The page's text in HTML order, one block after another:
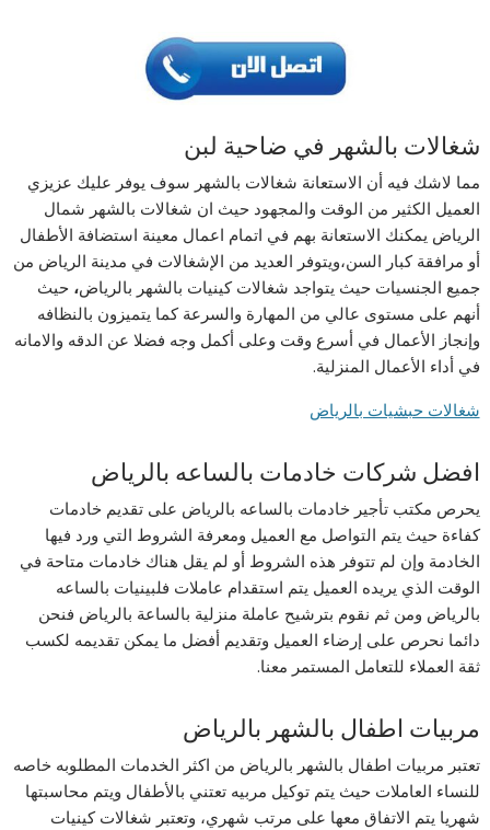
شغالات بالشهر في ضاحية لبن
مما لاشك فيه أن الاستعانة شغالات بالشهر سوف يوفر عليك عزيزي
العميل الكثير من الوقت والمجهود حيث ان شغالات بالشهر شمال
الرياض يمكنك الاستعانة بهم في اتمام اعمال معينة استضافة الأطفال
أو مرافقة كبار السن،ويتوفر العديد من الإشغالات في مدينة الرياض من
جميع الجنسيات حيث يتواجد شغالات كينيات بالشهر بالرياض، حيث
أنهم على مستوى عالي من المهارة والسرعة كما يتميزون بالنظافه
وإنجاز الأعمال في أسرع وقت وعلى أكمل وجه فضلا عن الدقه والامانه
في أداء الأعمال المنزلية.
شغالات حبشيات بالرياض
افضل شركات خادمات بالساعه بالرياض
يحرص مكتب تأجير خادمات بالساعه بالرياض على تقديم خادمات
كفاءة حيث يتم التواصل مع العميل ومعرفة الشروط التي ورد فيها
الخادمة وإن لم تتوفر هذه الشروط أو لم يقل هناك خادمات متاحة في
الوقت الذي يريده العميل يتم استقدام عاملات فلبينيات بالساعه
بالرياض ومن ثم نقوم بترشيح عاملة منزلية بالساعة بالرياض فنحن
دائما نحرص على إرضاء العميل وتقديم أفضل ما يمكن تقديمه لكسب
ثقة العملاء للتعامل المستمر معنا.
مربيات اطفال بالشهر بالرياض
تعتبر مربيات اطفال بالشهر بالرياض من اكثر الخدمات المطلوبه خاصه
للنساء العاملات حيث يتم توكيل مربيه تعتني بالأطفال ويتم محاسبتها
شهريا يتم الاتفاق معها على مرتب شهري، وتعتبر شغالات كينيات